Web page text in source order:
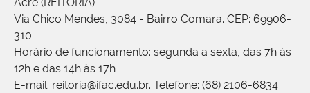
Acre (REITORIA)
Via Chico Mendes, 3084 - Bairro Comara. CEP: 69906-
310
Horário de funcionamento: segunda a sexta, das 7h às
12h e das 14h às 17h
E-mail: reitoria@ifac.edu.br. Telefone: (68) 2106-6834